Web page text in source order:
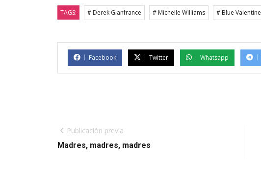
TAGS: # Derek Gianfrance # Michelle Williams # Blue Valentine
Facebook Twitter Whatsapp
Publicación previa
Madres, madres, madres